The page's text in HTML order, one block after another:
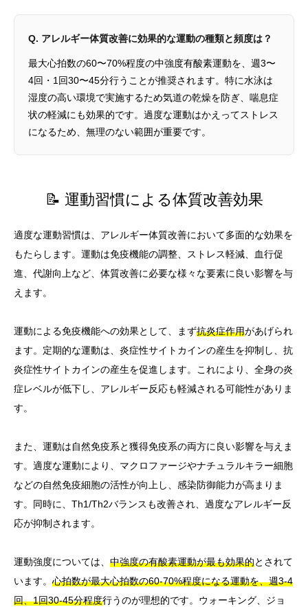
Q. アレルギー体質改善に効果的な運動の種類と頻度は？
最大心拍数の60〜70%程度の中強度有酸素運動を、週3〜
4回・1回30〜45分行うことが推奨されます。特に水泳は
湿度の高い環境で実施するため気道の乾燥を防ぎ、喘息症
状の軽減にも効果的です。過度な運動はかえってストレス
になるため、無理のない範囲が重要です。
📝 運動習慣による体質改善効果
適度な運動習慣は、アレルギー体質改善において多面的な効果を
もたらします。運動は免疫機能の調整、ストレス軽減、血行促
進、代謝向上など、体質改善に必要な様々な要素に良い影響を与
えます。
運動による免疫機能への効果として、まず抗炎症作用があげられ
ます。定期的な運動は、炎症性サイトカインの産生を抑制し、抗
炎症性サイトカインの産生を促進します。これにより、全身の炎
症レベルが低下し、アレルギー反応も軽減される可能性がありま
す。
また、運動は自然免疫系と獲得免疫系の両方に良い影響を与えま
す。適度な運動により、マクロファージやナチュラルキラー細胞
などの自然免疫細胞の活性が向上し、感染防御能力が高まりま
す。同時に、Th1/Th2バランスも改善され、過度なアレルギー反
応が抑制されます。
運動強度については、 中強度の有酸素運動が最も効果的とされて
います。 心拍数が最大心拍数の60-70%程度になる運動を、週3-4
回、1回30-45分程度行うのが理想的です。ウォーキング、ジョ